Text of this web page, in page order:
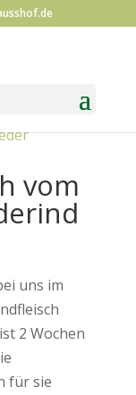
vom
uns im
2 Wochen
für sie